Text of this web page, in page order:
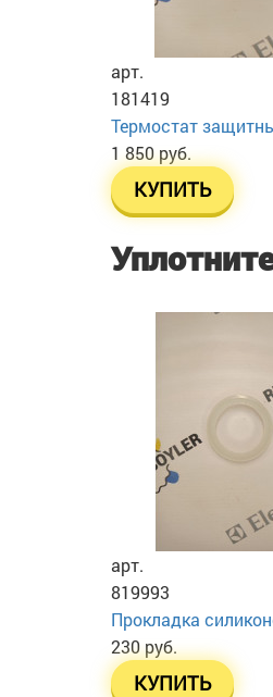
арт.
181419
Термостат
1 850 руб.
КУПИТЬ
арт.
819993
Прокладка
230 руб.
КУПИТЬ